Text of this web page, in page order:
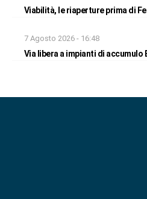
Viabilità, le riaperture prima di
7 Agosto 2026 - 16:48
Via libera a impianti di accumulo